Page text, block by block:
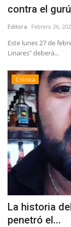
Espectáculos
contra el
Editora Febrero 26,
Este lunes 27 de
Linares" deberá...
Crónica
La historia
penetró el...